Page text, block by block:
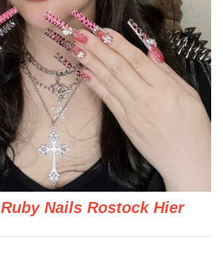
Ruby Nails Rostock Hier